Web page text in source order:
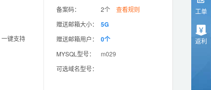
备案码：
2个 查看规则
赠送邮箱大小：
5G
赠送邮箱用户： 0个
MYSQL型号：
m029
可选域名型号：
键支持
工单
返利